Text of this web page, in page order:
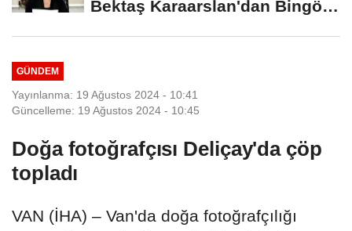
Bektaş Karaarslan'dan Bingöl
GÜNDEM
Yayınlanma: 19 Ağustos 2024 - 10:41
Güncelleme: 19 Ağustos 2024 - 10:45
Doğa fotoğrafçısı Deliçay'da çöp
topladı
VAN (İHA) – Van'da doğa fotoğrafçılığı